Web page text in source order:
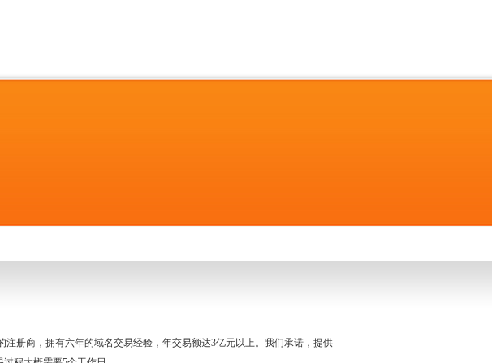
注册商，拥有六年的域名交易经验，年交易额达3亿元以上。我们承诺，提供